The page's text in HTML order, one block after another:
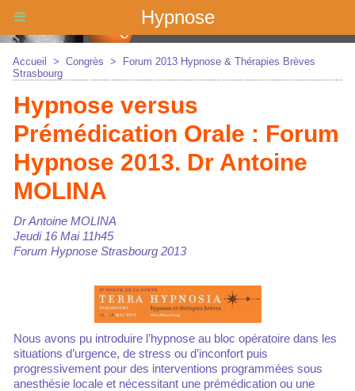
Hypnose
Accueil > Congrès >
Forum 2013 Hypnose & Thérapies Brèves
Strasbourg
Hypnose versus
Prémédication Orale : Forum
Hypnose 2013. Dr Antoine
MOLINA
Dr Antoine MOLINA
Jeudi 16 Mai 11h45
Forum Hypnose Strasbourg 2013
Nous avons pu introduire l’hypnose au bloc opératoire dans les
situations d’urgence, de stress ou d’inconfort puis
progressivement pour des interventions programmées sous
anesthésie locale et nécessitant une prémédication ou une